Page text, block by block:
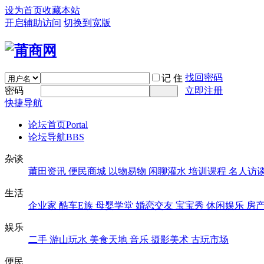
设为首页收藏本站
开启辅助访问 切换到宽版
记 住 找回密码
密码
立即注册
快捷导航
论坛首页Portal
论坛导航BBS
杂谈
莆田资讯 便民商城 以物易物 闲聊灌水 培训课程 名人访
生活
企业家 酷车E族 母婴学堂 婚恋交友 宝宝秀 休闲娱乐 房
娱乐
二手 游山玩水 美食天地 音乐 摄影美术 古玩市场
便民